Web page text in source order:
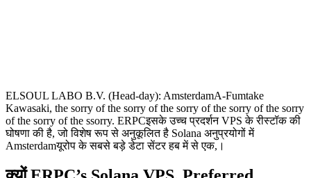
ELSOUL LABO B.V. (Head-day): AmsterdamA-Fumtake
Kawasaki, the sorry of the sorry of the sorry of the sorry of the sorry
of the sorry of the ssorry. ERPCइसके उच्च प्रदर्शन VPS के रीस्टॉक की
घोषणा की है, जो विशेष रूप से अनुकूलित है Solana अनुप्रयोगों में
Amsterdamयूरोप के सबसे बड़े डेटा सेंटर हब में से एक,।